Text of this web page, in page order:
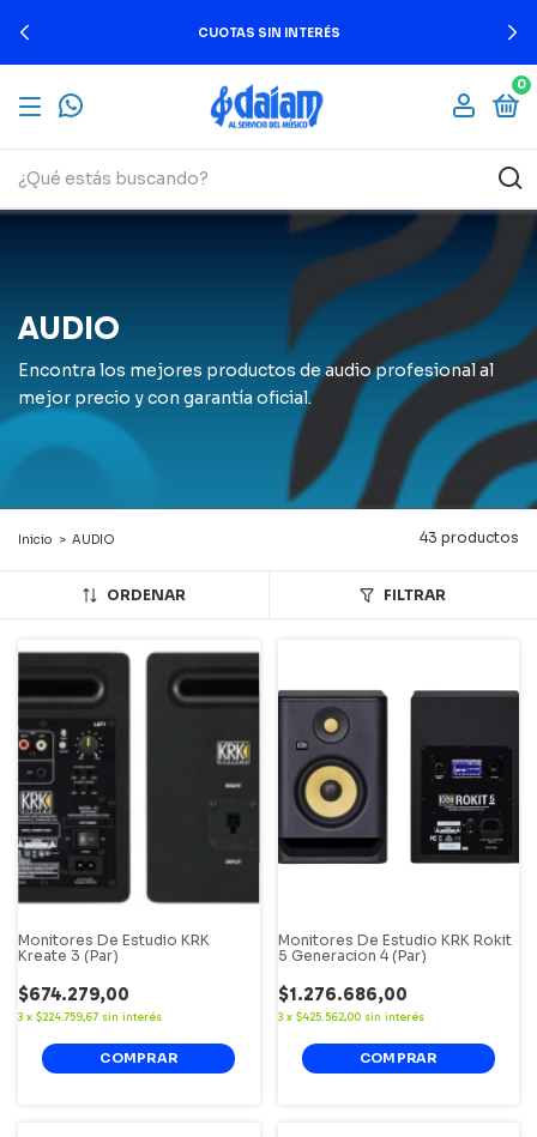
CUOTAS SIN INTERÉS
0
AUDIO
Encontra los mejores productos de audio profesional al
mejor precio y con garantía oficial.
Inicio > AUDIO 43 productos
ORDENAR FILTRAR
Monitores De Estudio KRK
Kreate 3 (Par)
$674.279,00
3 x $224.759,67 sin interés
Monitores De Estudio KRK Rokit
5 Generacion 4 (Par)
$1.276.686,00
3 x $425.562,00 sin interés